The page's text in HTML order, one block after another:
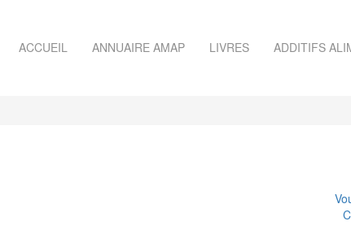
ACCUEIL ANNUAIRE AMAP LIVRES ADDITIFS